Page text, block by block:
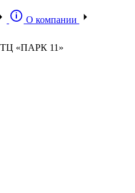
О компании
ТЦ «ПАРК 11»